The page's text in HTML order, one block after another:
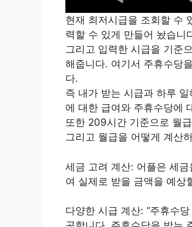
현재 최저시급을 조회할 수
력할 수 있게 만들어 놨습니
그리고 입력한 시급을 기준
해줍니다. 여기서 주휴수당
다.
즉 내가 받는 시급과 하루
에 대한 급여와 주휴수당에
또한 209시간 기준으로 월
그리고 월급을 어떻게 계산
세금 고려 계산: 어플은 세
여 실제로 받을 금액을 예상
다양한 시급 계산: “주휴수